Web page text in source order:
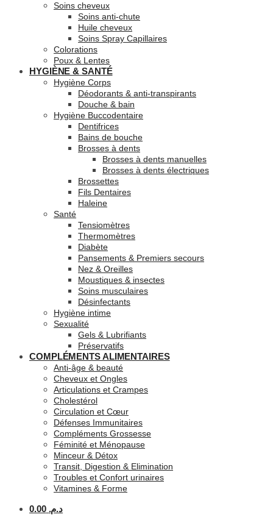
Soins cheveux
Soins anti-chute
Huile cheveux
Soins Spray Capillaires
Colorations
Poux & Lentes
HYGIÈNE & SANTÉ
Hygiène Corps
Déodorants & anti-transpirants
Douche & bain
Hygiène Buccodentaire
Dentifrices
Bains de bouche
Brosses à dents
Brosses à dents manuelles
Brosses à dents électriques
Brossettes
Fils Dentaires
Haleine
Santé
Tensiomètres
Thermomètres
Diabète
Pansements & Premiers secours
Nez & Oreilles
Moustiques & insectes
Soins musculaires
Désinfectants
Hygiène intime
Sexualité
Gels & Lubrifiants
Préservatifs
COMPLÉMENTS ALIMENTAIRES
Anti-âge & beauté
Cheveux et Ongles
Articulations et Crampes
Cholestérol
Circulation et Cœur
Défenses Immunitaires
Compléments Grossesse
Féminité et Ménopause
Minceur & Détox
Transit, Digestion & Elimination
Troubles et Confort urinaires
Vitamines & Forme
د.م. 0.00